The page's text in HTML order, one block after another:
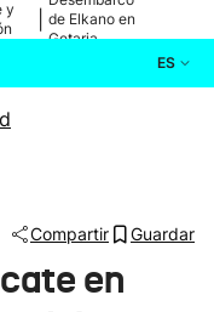
y
de Elkano en
Getaria
ES
Compartir Guardar
en